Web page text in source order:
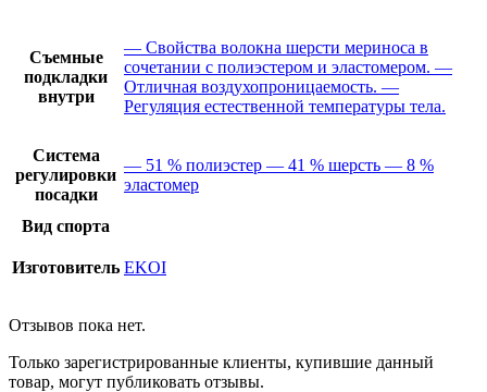
Съемные
подкладки
внутри
— Свойства волокна шерсти мериноса в
сочетании с полиэстером и эластомером. —
Отличная воздухопроницаемость. —
Регуляция естественной температуры тела.
Система
регулировки
посадки
— 51 % полиэстер — 41 % шерсть — 8 %
эластомер
Вид спорта
Изготовитель EKOI
Отзывов пока нет.
Только зарегистрированные клиенты, купившие данный
товар, могут публиковать отзывы.